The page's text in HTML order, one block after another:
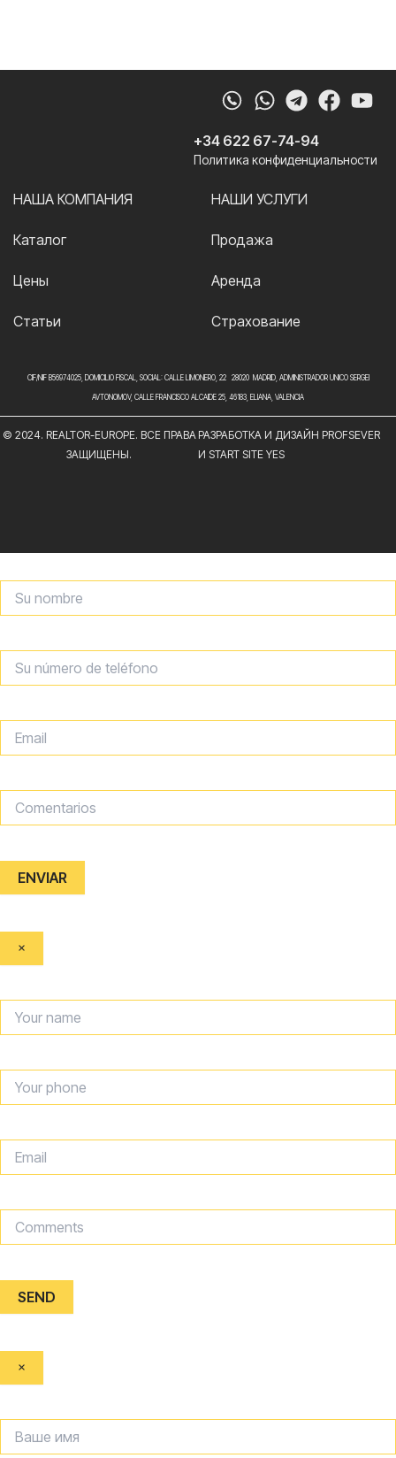
Whatsapp
Telegram
+34 622 67-74-94
Политика конфиденциальности
НАША КОМПАНИЯ
Каталог
Цены
Статьи
НАШИ УСЛУГИ
Продажа
Аренда
Страхование
CIF/NIF B56974025, DOMICILIO FISCAL, SOCIAL: CALLE LIMONERO, 22 28020 MADRID, ADMINISTRADOR UNICO SERGEI
AVTONOMOV, CALLE FRANCISCO ALCAIDE 25, 46183, ELIANA, VALENCIA
© 2024. REALTOR-EUROPE. ВСЕ ПРАВА
ЗАЩИЩЕНЫ.
РАЗРАБОТКА И ДИЗАЙН PROFSEVER
И START SITE YES
ENVIAR
×
SEND
×